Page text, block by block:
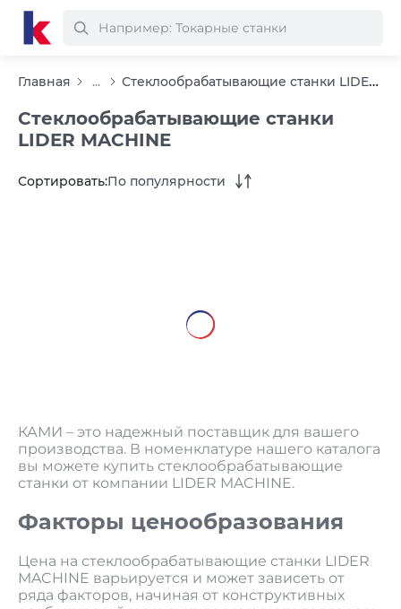
Главная ... Стеклообрабатывающие станки LIDER MACHINE
Стеклообрабатывающие станки
LIDER MACHINE
Сортировать:По популярности
КАМИ – это надежный поставщик для вашего
производства. В номенклатуре нашего каталога
вы можете купить стеклообрабатывающие
станки от компании LIDER MACHINE.
Факторы ценообразования
Цена на стеклообрабатывающие станки LIDER
MACHINE варьируется и может зависеть от
ряда факторов, начиная от конструктивных